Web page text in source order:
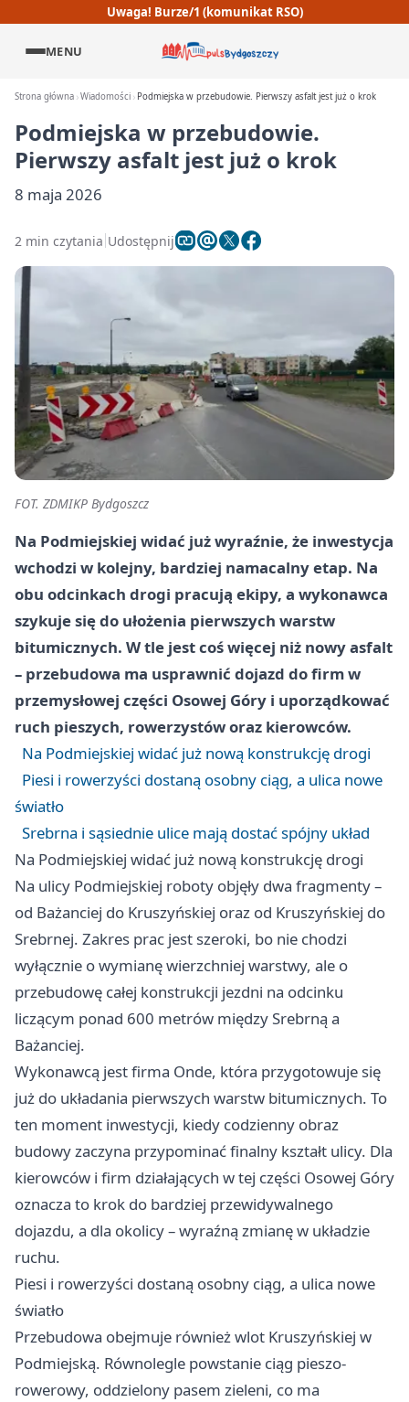
Uwaga! Burze/1 (komunikat RSO)
MENU
Strona główna Wiadomości Podmiejska w przebudowie. Pierwszy asfalt jest już o krok
Podmiejska w przebudowie.
Pierwszy asfalt jest już o krok
8 maja 2026
2 min czytania Udostępnij
FOT. ZDMIKP Bydgoszcz
Na Podmiejskiej widać już wyraźnie, że inwestycja
wchodzi w kolejny, bardziej namacalny etap. Na
obu odcinkach drogi pracują ekipy, a wykonawca
szykuje się do ułożenia pierwszych warstw
bitumicznych. W tle jest coś więcej niż nowy asfalt
– przebudowa ma usprawnić dojazd do firm w
przemysłowej części Osowej Góry i uporządkować
ruch pieszych, rowerzystów oraz kierowców.
Na Podmiejskiej widać już nową konstrukcję drogi
Piesi i rowerzyści dostaną osobny ciąg, a ulica nowe
światło
Srebrna i sąsiednie ulice mają dostać spójny układ
Na Podmiejskiej widać już nową konstrukcję drogi
Na ulicy Podmiejskiej roboty objęły dwa fragmenty –
od Bażanciej do Kruszyńskiej oraz od Kruszyńskiej do
Srebrnej. Zakres prac jest szeroki, bo nie chodzi
wyłącznie o wymianę wierzchniej warstwy, ale o
przebudowę całej konstrukcji jezdni na odcinku
liczącym ponad 600 metrów między Srebrną a
Bażanciej.
Wykonawcą jest firma Onde, która przygotowuje się
już do układania pierwszych warstw bitumicznych. To
ten moment inwestycji, kiedy codzienny obraz
budowy zaczyna przypominać finalny kształt ulicy. Dla
kierowców i firm działających w tej części Osowej Góry
oznacza to krok do bardziej przewidywalnego
dojazdu, a dla okolicy – wyraźną zmianę w układzie
ruchu.
Piesi i rowerzyści dostaną osobny ciąg, a ulica nowe
światło
Przebudowa obejmuje również wlot Kruszyńskiej w
Podmiejską. Równolegle powstanie ciąg pieszo-
rowerowy, oddzielony pasem zieleni, co ma